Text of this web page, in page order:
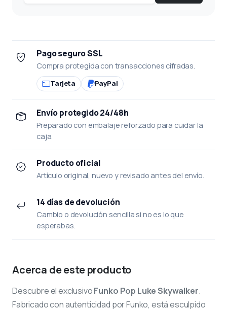
Pago seguro SSL
Compra protegida con transacciones cifradas.
Tarjeta PayPal
Envío protegido 24/48h
Preparado con embalaje reforzado para cuidar la
caja.
Producto oficial
Artículo original, nuevo y revisado antes del envío.
14 días de devolución
Cambio o devolución sencilla si no es lo que
esperabas.
Acerca de este producto
Descubre el exclusivoFunko Pop Luke Skywalker.
Fabricado con autenticidad por Funko, está esculpido